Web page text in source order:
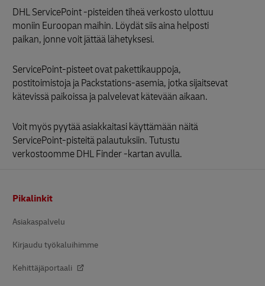
DHL ServicePoint -pisteiden tiheä verkosto ulottuu
moniin Euroopan maihin. Löydät siis aina helposti
paikan, jonne voit jättää lähetyksesi.
ServicePoint-pisteet ovat pakettikauppoja,
postitoimistoja ja Packstations-asemia, jotka sijaitsevat
kätevissä paikoissa ja palvelevat kätevään aikaan.
Voit myös pyytää asiakkaitasi käyttämään näitä
ServicePoint-pisteitä palautuksiin. Tutustu
verkostoomme DHL Finder -kartan avulla.
Pikalinkit
Asiakaspalvelu
Kirjaudu työkaluihimme
Kehittäjäportaali